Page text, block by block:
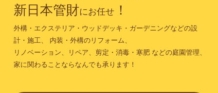
新日本管財にお任せ！
外構・エクステリア・ウッドデッキ・ガーデニングなどの設
計・施工、
内装・外構のリフォーム、
リノベーション、リペア、剪定・消毒・寒肥などの庭園管理、
家に関わることならなんでも承ります！